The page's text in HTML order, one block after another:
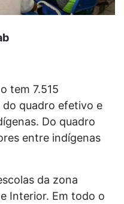
tem 7.515
do quadro efetivo e
Do quadro
entre indígenas
da zona
Interior. Em todo o